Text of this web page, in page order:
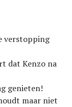
verstopping
dat Kenzo na
genieten!
maar niet